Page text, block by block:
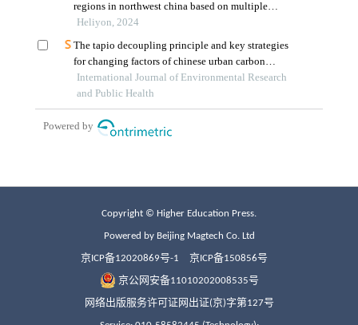
Copyright © Higher Education Press.
Powered by Beijing Magtech Co. Ltd
京ICP备12020869号-1 京ICP备150856号
京公网安备11010202008535号
网络出版服务许可证网出证(京)字第127号